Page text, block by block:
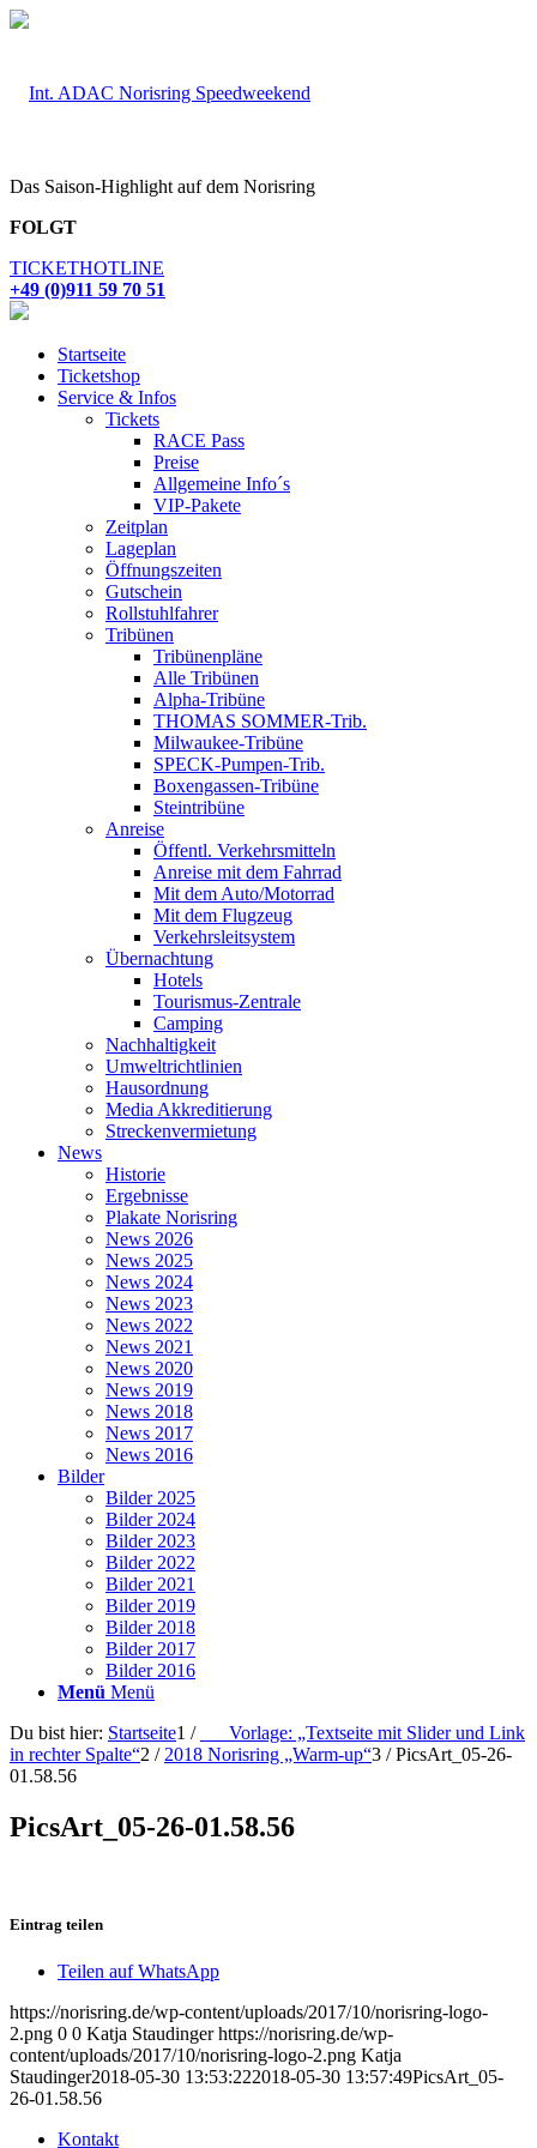
Das Saison-Highlight auf dem Norisring
FOLGT
TICKETHOTLINE
+49 (0)911 59 70 51
Startseite
Ticketshop
Service & Infos
Tickets
RACE Pass
Preise
Allgemeine Info´s
VIP-Pakete
Zeitplan
Lageplan
Öffnungszeiten
Gutschein
Rollstuhlfahrer
Tribünen
Tribünenpläne
Alle Tribünen
Alpha-Tribüne
THOMAS SOMMER-Trib.
Milwaukee-Tribüne
SPECK-Pumpen-Trib.
Boxengassen-Tribüne
Steintribüne
Anreise
Öffentl. Verkehrsmitteln
Anreise mit dem Fahrrad
Mit dem Auto/Motorrad
Mit dem Flugzeug
Verkehrsleitsystem
Übernachtung
Hotels
Tourismus-Zentrale
Camping
Nachhaltigkeit
Umweltrichtlinien
Hausordnung
Media Akkreditierung
Streckenvermietung
News
Historie
Ergebnisse
Plakate Norisring
News 2026
News 2025
News 2024
News 2023
News 2022
News 2021
News 2020
News 2019
News 2018
News 2017
News 2016
Bilder
Bilder 2025
Bilder 2024
Bilder 2023
Bilder 2022
Bilder 2021
Bilder 2019
Bilder 2018
Bilder 2017
Bilder 2016
Menü Menü
Du bist hier: Startseite1 /
___Vorlage: „Textseite mit Slider und Link
in rechter Spalte“2 / 2018 Norisring „Warm-up“3 / PicsArt_05-26-
01.58.56
PicsArt_05-26-01.58.56
Eintrag teilen
Teilen auf WhatsApp
https://norisring.de/wp-content/uploads/2017/10/norisring-logo-
2.png 0 0 Katja Staudinger https://norisring.de/wp-
content/uploads/2017/10/norisring-logo-2.png Katja
Staudinger2018-05-30 13:53:222018-05-30 13:57:49PicsArt_05-
26-01.58.56
Kontakt